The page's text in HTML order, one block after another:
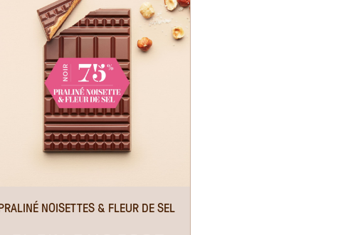
NOISETTES & FLEUR DE SEL